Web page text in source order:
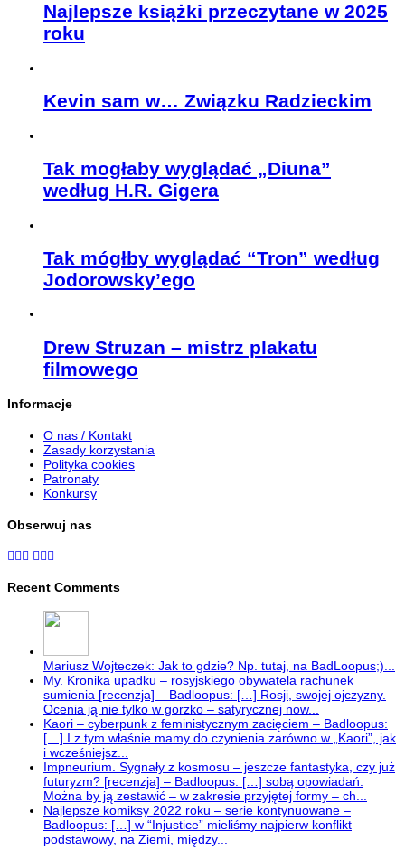
Najlepsze książki przeczytane w 2025
roku
Kevin sam w… Związku Radzieckim
Tak mogłaby wyglądać „Diuna”
według H.R. Gigera
Tak mógłby wyglądać “Tron” według
Jodorowsky’ego
Drew Struzan – mistrz plakatu
filmowego
Informacje
O nas / Kontakt
Zasady korzystania
Polityka cookies
Patronaty
Konkursy
Obserwuj nas
Recent Comments
Mariusz Wojteczek: Jak to gdzie? Np. tutaj, na BadLoopus;)...
My. Kronika upadku – rosyjskiego obywatela rachunek
sumienia [recenzja] – Badloopus: […] Rosji, swojej ojczyzny.
Ocenia ją nie tylko w gorzko – satyrycznej now...
Kaori – cyberpunk z feministycznym zacięciem – Badloopus:
[…] I z tym właśnie mamy do czynienia zarówno w „Kaori”, jak
i wcześniejsz...
Impneurium. Sygnały z kosmosu – jeszcze fantastyka, czy już
futuryzm? [recenzja] – Badloopus: […] sobą opowiadań.
Można by ją zestawić – w zakresie przyjętej formy – ch...
Najlepsze komiksy 2022 roku – serie kontynuowane –
Badloopus: […] w “Injustice” mieliśmy najpierw konflikt
podstawowy, na Ziemi, między...